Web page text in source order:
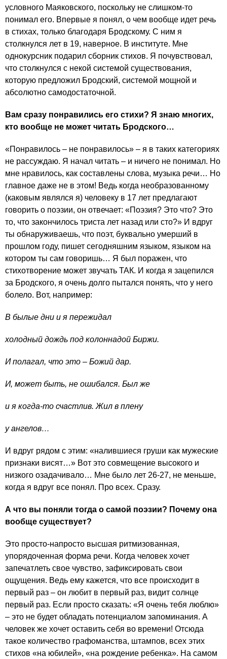
условного Маяковского, поскольку не слишком-то
понимал его. Впервые я понял, о чем вообще идет речь
в стихах, только благодаря Бродскому. С ним я
столкнулся лет в 19, наверное. В институте. Мне
однокурсник подарил сборник стихов. Я почувствовал,
что столкнулся с некой системой существования,
которую предложил Бродский, системой мощной и
абсолютно самодостаточной.
Вам сразу понравились его стихи? Я знаю многих,
кто вообще не может читать Бродского…
«Понравилось – не понравилось» – я в таких категориях
не рассуждаю. Я начал читать – и ничего не понимал. Но
мне нравилось, как составлены слова, музыка речи… Но
главное даже не в этом! Ведь когда необразованному
(каковым являлся я) человеку в 17 лет предлагают
говорить о поэзии, он отвечает: «Поэзия? Это что? Это
то, что закончилось триста лет назад или сто?» И вдруг
ты обнаруживаешь, что поэт, буквально умерший в
прошлом году, пишет сегодняшним языком, языком на
котором ты сам говоришь… Я был поражен, что
стихотворение может звучать ТАК. И когда я зацепился
за Бродского, я очень долго пытался понять, что у него
болело. Вот, например:
В былые дни и я пережидал
холодный дождь под колоннадой Биржи.
И полагал, что это – Божий дар.
И, может быть, не ошибался. Был же
и я когда-то счастлив. Жил в плену
у ангелов…
И вдруг рядом с этим: «налившиеся груши как мужеские
признаки висят…» Вот это совмещение высокого и
низкого озадачивало… Мне было лет 26-27, не меньше,
когда я вдруг все понял. Про всех. Сразу.
А что вы поняли тогда о самой поэзии? Почему она
вообще существует?
Это просто-напросто высшая ритмизованная,
упорядоченная форма речи. Когда человек хочет
запечатлеть свое чувство, зафиксировать свои
ощущения. Ведь ему кажется, что все происходит в
первый раз – он любит в первый раз, видит солнце
первый раз. Если просто сказать: «Я очень тебя люблю»
– это не будет обладать потенциалом запоминания. А
человек же хочет оставить себя во времени! Отсюда
такое количество графоманства, штампов, всех этих
стихов «на юбилей», «на рождение ребенка». На самом